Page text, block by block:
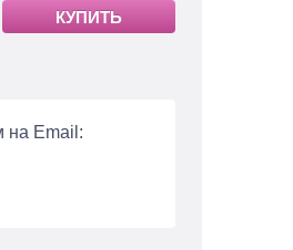
КУПИТЬ
на Email: